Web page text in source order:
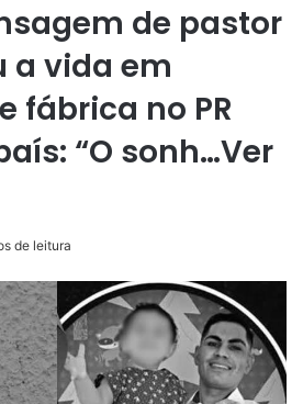
de pastor
a vida em
fábrica no PR
“O sonh…Ver
de leitura